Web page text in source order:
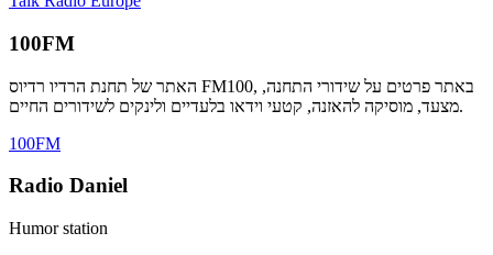
100FM
האתר של תחנת הרדיו רדיוס FM100, באתר פרטים על שידורי התחנה,
מצעד, מוסיקה להאזנה, קטעי וידאו בלעדיים ולינקים לשידורים החיים.
100FM
Radio Daniel
Humor station